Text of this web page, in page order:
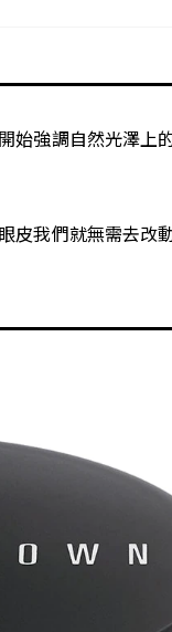
始強調自然光澤上
皮我們就無需去改